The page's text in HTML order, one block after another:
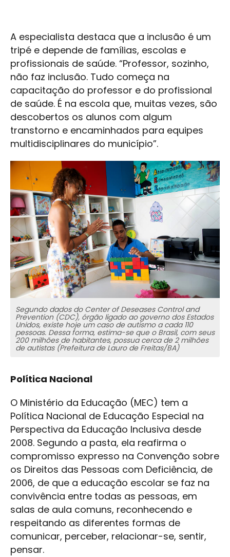
A especialista destaca que a inclusão é um
tripé e depende de famílias, escolas e
profissionais de saúde. “Professor, sozinho,
não faz inclusão. Tudo começa na
capacitação do professor e do profissional
de saúde. É na escola que, muitas vezes, são
descobertos os alunos com algum
transtorno e encaminhados para equipes
multidisciplinares do município”.
Segundo dados do Center of Deseases Control and
Prevention (CDC), órgão ligado ao governo dos Estados
Unidos, existe hoje um caso de autismo a cada 110
pessoas. Dessa forma, estima-se que o Brasil, com seus
200 milhões de habitantes, possua cerca de 2 milhões
de autistas (Prefeitura de Lauro de Freitas/BA)
Política Nacional
O Ministério da Educação (MEC) tem a
Política Nacional de Educação Especial na
Perspectiva da Educação Inclusiva desde
2008. Segundo a pasta, ela reafirma o
compromisso expresso na Convenção sobre
os Direitos das Pessoas com Deficiência, de
2006, de que a educação escolar se faz na
convivência entre todas as pessoas, em
salas de aula comuns, reconhecendo e
respeitando as diferentes formas de
comunicar, perceber, relacionar-se, sentir,
pensar.